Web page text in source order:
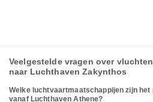
Veelgestelde vragen over
naar Luchthaven Zakynthos
Welke luchtvaartmaatschappijen zijn
vanaf Luchthaven Athene?